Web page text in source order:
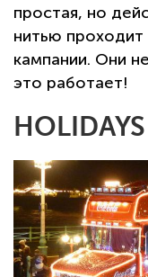
простая, но
нитью проходит
кампании. Они
это работает!